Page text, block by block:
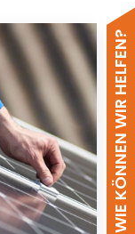
WIE KÖNNEN WIR HELFEN?